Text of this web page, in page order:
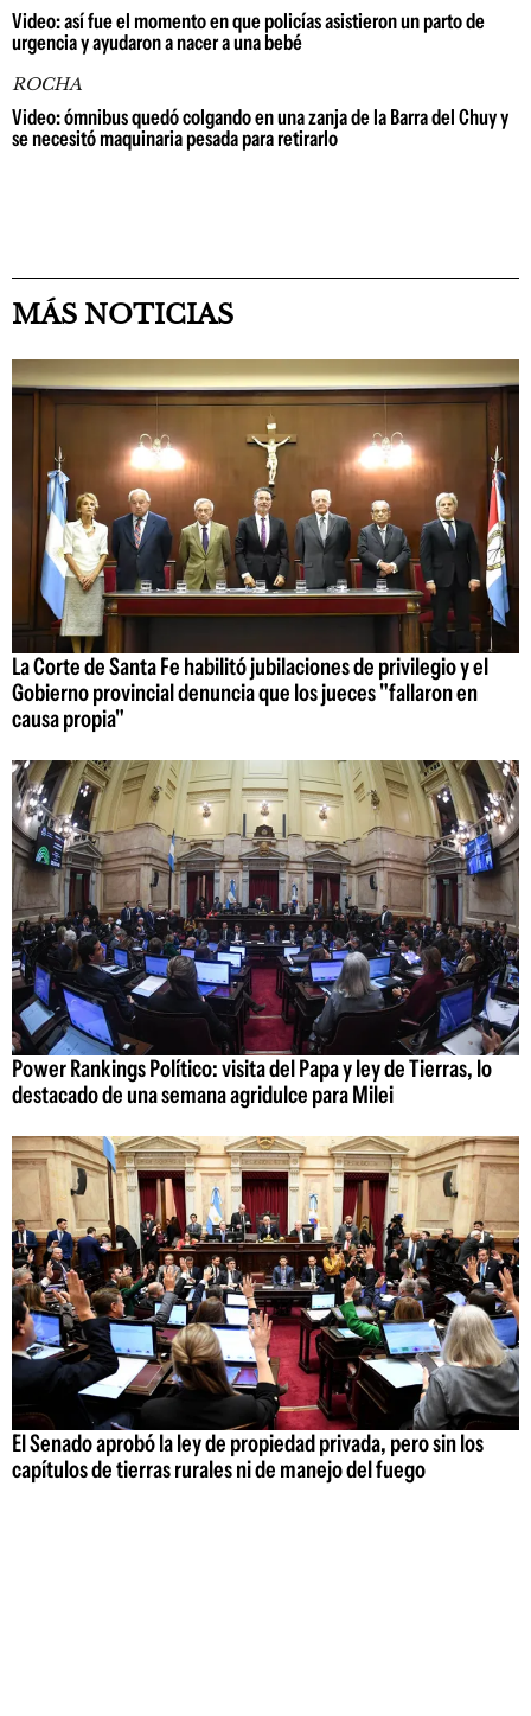
Video: así fue el momento en que policías asistieron un parto de
urgencia y ayudaron a nacer a una bebé
ROCHA
Video: ómnibus quedó colgando en una zanja de la Barra del Chuy y
se necesitó maquinaria pesada para retirarlo
MÁS NOTICIAS
La Corte de Santa Fe habilitó jubilaciones de privilegio y el
Gobierno provincial denuncia que los jueces "fallaron en
causa propia"
Power Rankings Político: visita del Papa y ley de Tierras, lo
destacado de una semana agridulce para Milei
El Senado aprobó la ley de propiedad privada, pero sin los
capítulos de tierras rurales ni de manejo del fuego